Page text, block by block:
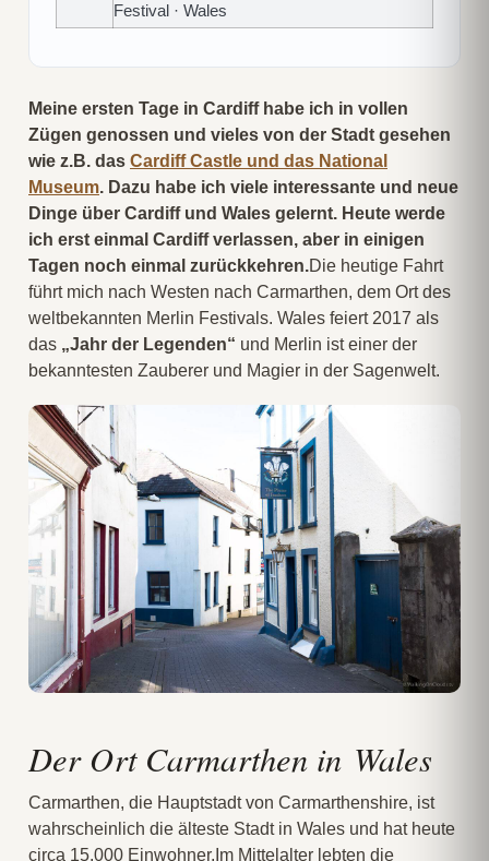
Festival · Wales
Meine ersten Tage in Cardiff habe ich in vollen
Zügen genossen und vieles von der Stadt gesehen
wie z.B. das Cardiff Castle und das National
Museum. Dazu habe ich viele interessante und neue
Dinge über Cardiff und Wales gelernt. Heute werde
ich erst einmal Cardiff verlassen, aber in einigen
Tagen noch einmal zurückkehren.Die heutige Fahrt
führt mich nach Westen nach Carmarthen, dem Ort des
weltbekannten Merlin Festivals. Wales feiert 2017 als
das „Jahr der Legenden“ und Merlin ist einer der
bekanntesten Zauberer und Magier in der Sagenwelt.
Der Ort Carmarthen in Wales
Carmarthen, die Hauptstadt von Carmarthenshire, ist
wahrscheinlich die älteste Stadt in Wales und hat heute
circa 15.000 Einwohner.Im Mittelalter lebten die